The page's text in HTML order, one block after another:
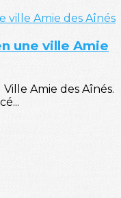
une ville Amie
Amie des Aînés.